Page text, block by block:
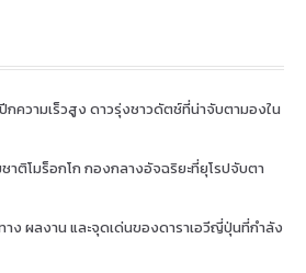
กความเร็วสูง ดาวรุ่งชาวดัตช์ที่น่าจับตามองใน
ติโมร็อกโก กองกลางอัจฉริยะที่ยุโรปจับตา
าง ผลงาน และจุดเด่นของดาราเอวีญี่ปุ่นที่กำลัง